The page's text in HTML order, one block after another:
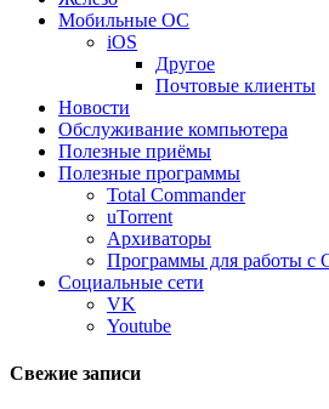
Мобильные ОС
iOS
Другое
Почтовые клиенты
Новости
Обслуживание компьютера
Полезные приёмы
Полезные программы
Total Commander
uTorrent
Архиваторы
Программы для работы с
Социальные сети
VK
Youtube
Свежие записи